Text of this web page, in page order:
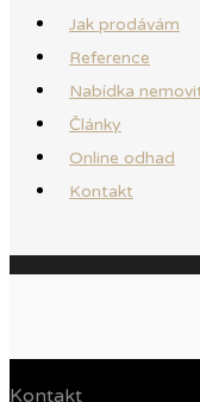
Jak prodávám
Reference
Nabídka
Články
Online odhad
Kontakt
Kontakt